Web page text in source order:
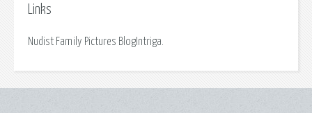
Links
Nudist Family Pictures BlogIntriga.